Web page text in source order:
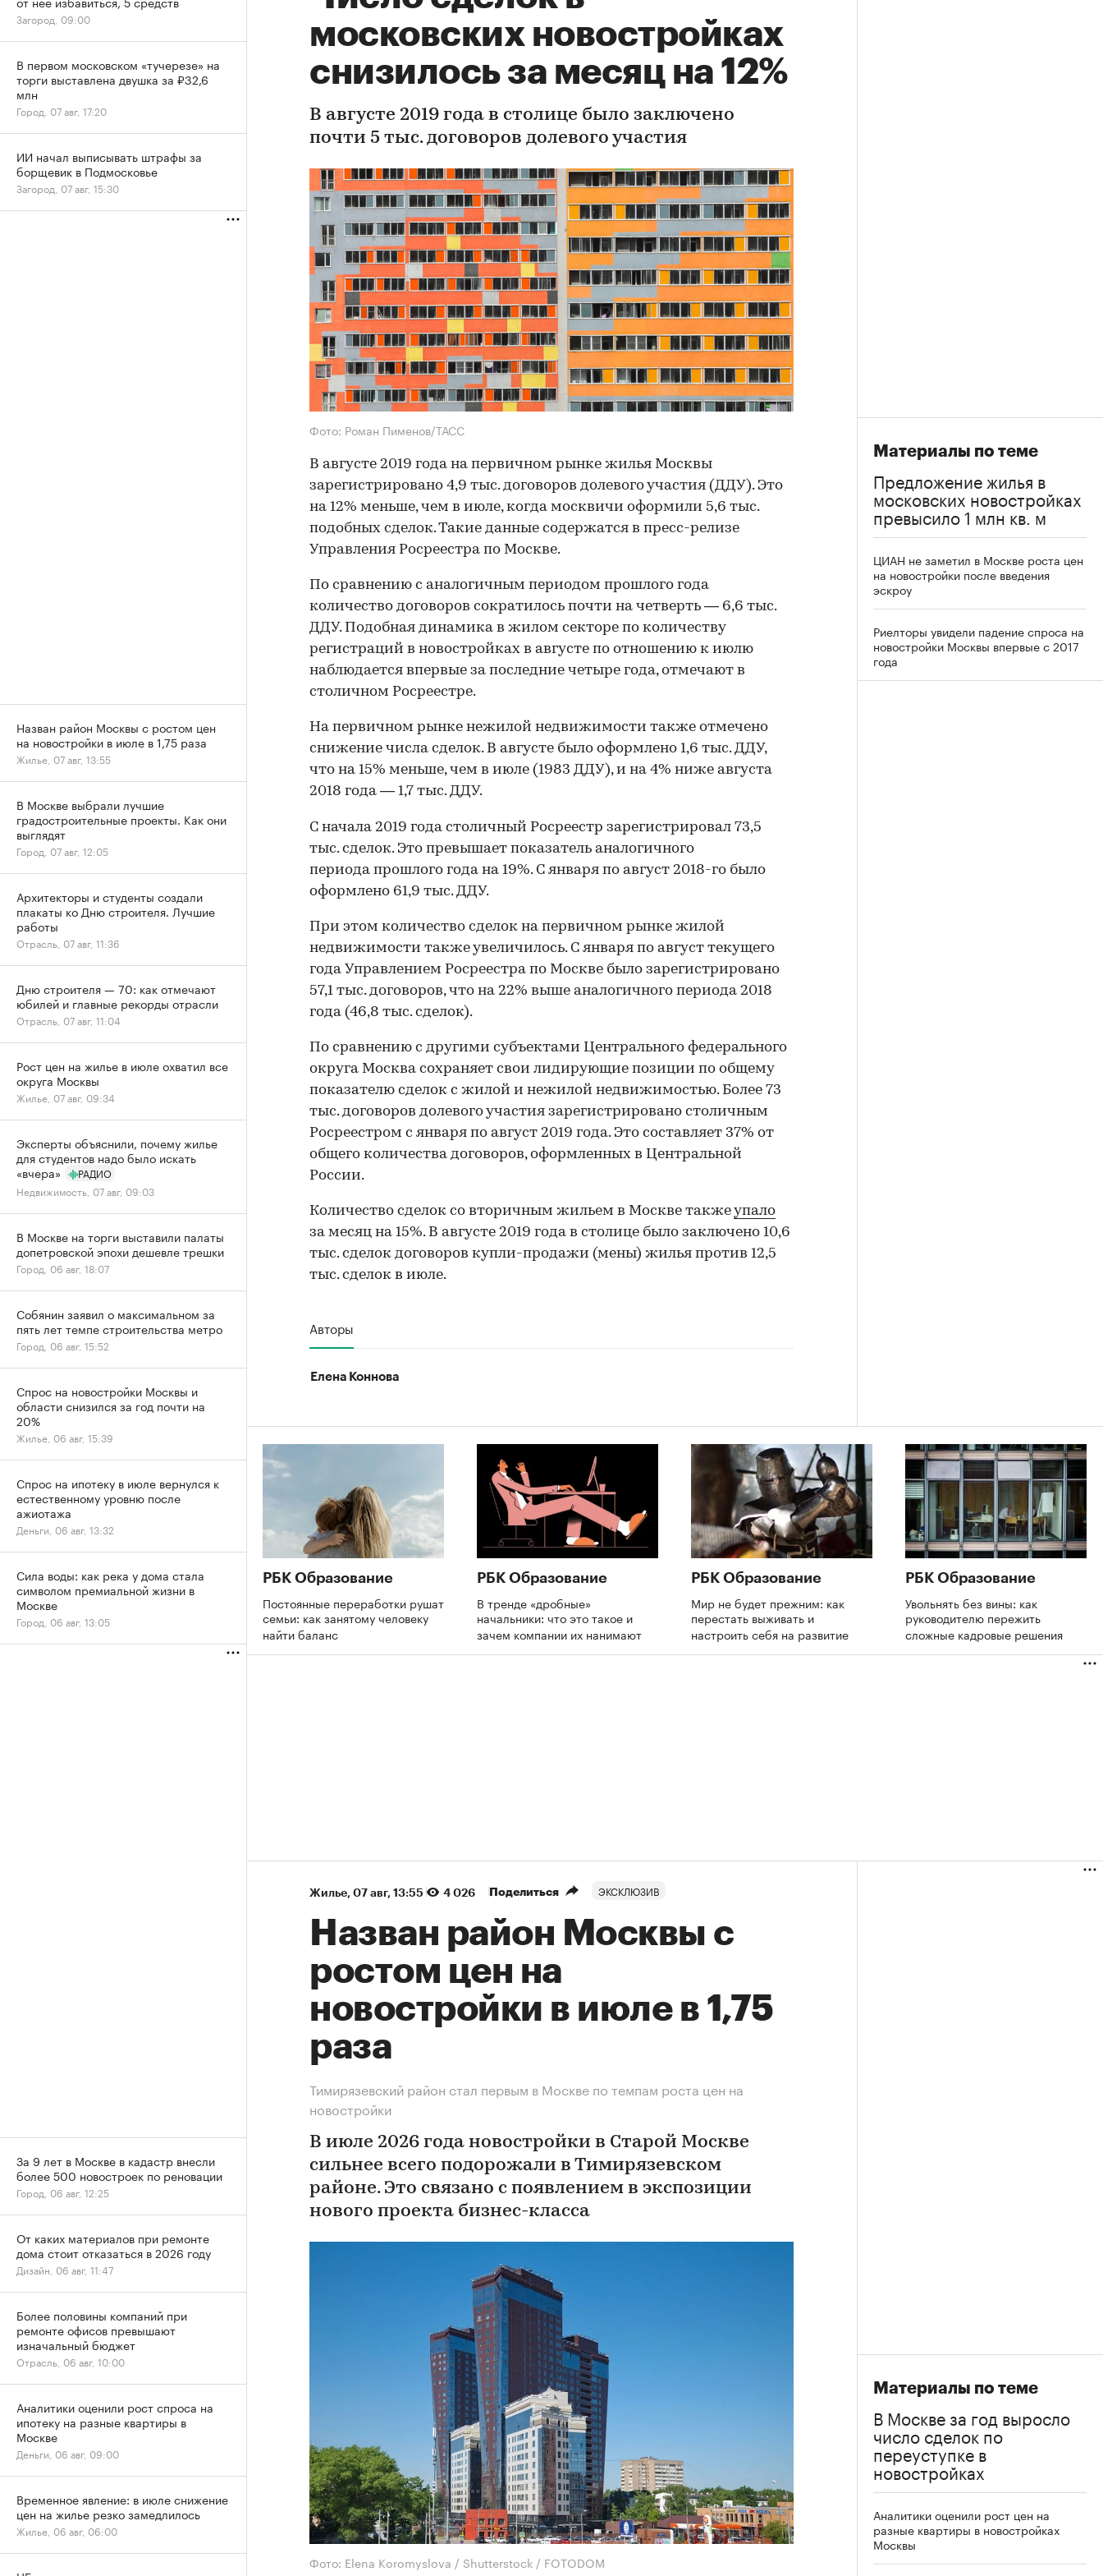
московских новостройках
снизилось за месяц на 12%
В августе 2019 года в столице было заключено
почти 5 тыс. договоров долевого участия
Фото: Роман Пименов/ТАСС
В августе 2019 года на первичном рынке жилья Москвы
зарегистрировано 4,9 тыс. договоров долевого участия (ДДУ). Это
на 12% меньше, чем в июле, когда москвичи оформили 5,6 тыс.
подобных сделок. Такие данные содержатся в пресс-релизе
Управления Росреестра по Москве.
По сравнению с аналогичным периодом прошлого года
количество договоров сократилось почти на четверть — 6,6 тыс.
ДДУ. Подобная динамика в жилом секторе по количеству
регистраций в новостройках в августе по отношению к июлю
наблюдается впервые за последние четыре года, отмечают в
столичном Росреестре.
На первичном рынке нежилой недвижимости также отмечено
снижение числа сделок. В августе было оформлено 1,6 тыс. ДДУ,
что на 15% меньше, чем в июле (1983 ДДУ), и на 4% ниже августа
2018 года — 1,7 тыс. ДДУ.
00:00 / 00:00
С начала 2019 года столичный Росреестр зарегистрировал 73,5
тыс. сделок. Это превышает показатель аналогичного
периода прошлого года на 19%. С января по август 2018-го было
оформлено 61,9 тыс. ДДУ.
При этом количество сделок на первичном рынке жилой
недвижимости также увеличилось. С января по август текущего
года Управлением Росреестра по Москве было зарегистрировано
57,1 тыс. договоров, что на 22% выше аналогичного периода 2018
года (46,8 тыс. сделок).
По сравнению с другими субъектами Центрального федерального
округа Москва сохраняет свои лидирующие позиции по общему
показателю сделок с жилой и нежилой недвижимостью. Более 73
тыс. договоров долевого участия зарегистрировано столичным
Росреестром с января по август 2019 года. Это составляет 37% от
общего количества договоров, оформленных в Центральной
России.
Количество сделок со вторичным жильем в Москве такжеупало
за месяц на 15%. В августе 2019 года в столице было заключено 10,6
тыс. сделок договоров купли-продажи (мены) жилья против 12,5
тыс. сделок в июле.
Авторы
Елена Коннова
Материалы по теме
Предложение жилья в
московских новостройках
превысило 1 млн кв. м
ЦИАН не заметил в Москве роста цен
на новостройки после введения
эскроу
Риелторы увидели падение спроса на
новостройки Москвы впервые с 2017
года
РБК Образование
Постоянные переработки рушат
семьи: как занятому человеку
найти баланс
РБК Образование
В тренде «дробные»
начальники: что это такое и
зачем компании их нанимают
РБК Образование
Мир не будет прежним: как
перестать выживать и
настроить себя на развитие
РБК Образование
Увольнять без вины: как
руководителю пережить
сложные кадровые решения
Жилье⁠, 07 авг, 13:55 4 026 Поделиться ЭКСКЛЮЗИВ
Назван район Москвы с
ростом цен на
новостройки в июле в 1,75
раза
Тимирязевский район стал первым в Москве по темпам роста цен на
новостройки
В июле 2026 года новостройки в Старой Москве
сильнее всего подорожали в Тимирязевском
районе. Это связано с появлением в экспозиции
нового проекта бизнес-класса
Фото: Elena Koromyslova / Shutterstock / FOTODOM
Материалы по теме
В Москве за год выросло
число сделок по
переуступке в
новостройках
Аналитики оценили рост цен на
разные квартиры в новостройках
Москвы
Загород, 09:00
В первом московском «тучерезе» на
торги выставлена двушка за ₽32,6
млн
Город, 07 авг, 17:20
ИИ начал выписывать штрафы за
борщевик в Подмосковье
Загород, 07 авг, 15:30
Назван район Москвы с ростом цен
на новостройки в июле в 1,75 раза
Жилье, 07 авг, 13:55
В Москве выбрали лучшие
градостроительные проекты. Как они
выглядят
Город, 07 авг, 12:05
Архитекторы и студенты создали
плакаты ко Дню строителя. Лучшие
работы
Отрасль, 07 авг, 11:36
Дню строителя — 70: как отмечают
юбилей и главные рекорды отрасли
Отрасль, 07 авг, 11:04
Рост цен на жилье в июле охватил все
округа Москвы
Жилье, 07 авг, 09:34
Эксперты объяснили, почему жилье
для студентов надо было искать
«вчера»
РАДИО
Недвижимость, 07 авг, 09:03
В Москве на торги выставили палаты
допетровской эпохи дешевле трешки
Город, 06 авг, 18:07
Собянин заявил о максимальном за
пять лет темпе строительства метро
Город, 06 авг, 15:52
Спрос на новостройки Москвы и
области снизился за год почти на
20%
Жилье, 06 авг, 15:39
Спрос на ипотеку в июле вернулся к
естественному уровню после
ажиотажа
Деньги, 06 авг, 13:32
Сила воды: как река у дома стала
символом премиальной жизни в
Москве
Город, 06 авг, 13:05
За 9 лет в Москве в кадастр внесли
более 500 новостроек по реновации
Город, 06 авг, 12:25
От каких материалов при ремонте
дома стоит отказаться в 2026 году
Дизайн, 06 авг, 11:47
Более половины компаний при
ремонте офисов превышают
изначальный бюджет
Отрасль, 06 авг, 10:00
Аналитики оценили рост спроса на
ипотеку на разные квартиры в
Москве
Деньги, 06 авг, 09:00
Временное явление: в июле снижение
цен на жилье резко замедлилось
Жилье, 06 авг, 06:00